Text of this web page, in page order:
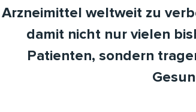
Arzneimittel weltweit zu
damit nicht nur vielen
Patienten, sondern